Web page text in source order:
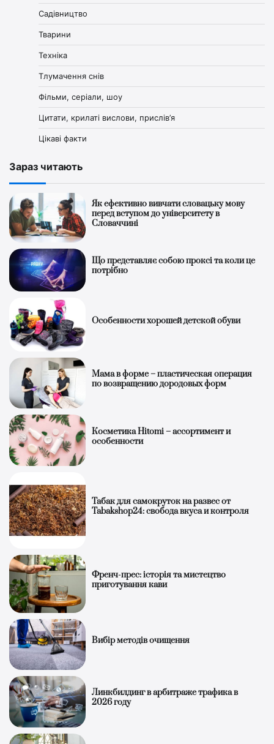
Садівництво
Тварини
Техніка
Тлумачення снів
Фільми, серіали, шоу
Цитати, крилаті вислови, прислів’я
Цікаві факти
Зараз читають
Як ефективно вивчати словацьку мову
перед вступом до університету в
Словаччині
Що представляє собою проксі та коли це
потрібно
Особенности хорошей детской обуви
Мама в форме – пластическая операция
по возвращению дородовых форм
Косметика Hitomi – ассортимент и
особенности
Табак для самокруток на развес от
Tabakshop24: свобода вкуса и контроля
Френч-прес: історія та мистецтво
приготування кави
Вибір методів очищення
Линкбилдинг в арбитраже трафика в
2026 году